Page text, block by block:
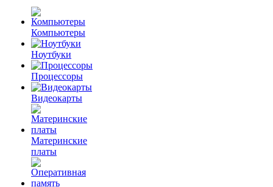
Компьютеры
Ноутбуки
Процессоры
Видеокарты
Материнские
платы